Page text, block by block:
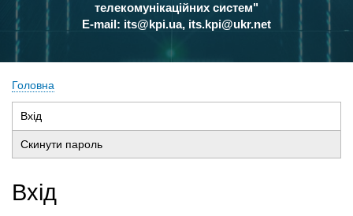
телекомунікаційних систем"
E-mail: its@kpi.ua, its.kpi@ukr.net
Рядок
навіґації
Головна
Основні
вкладки
Вхід
Скинути пароль
Вхід